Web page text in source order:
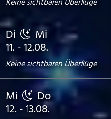
Keine sichtbaren Überflüge
Di Mi
11. - 12.08.
Keine sichtbaren Überflüge
Mi Do
12. - 13.08.